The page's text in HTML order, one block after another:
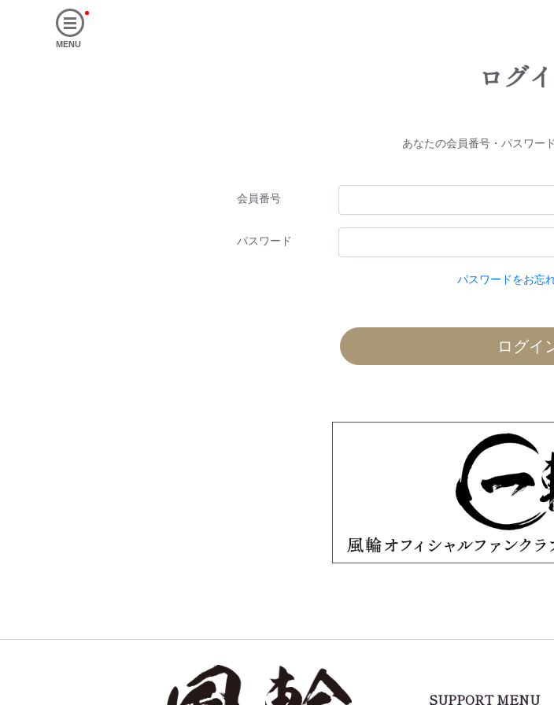
MENU
ログ
あなたの会員番号・パスワー
会員番号
パスワード
パスワードをお忘
ログイ
SUPPORT MENU